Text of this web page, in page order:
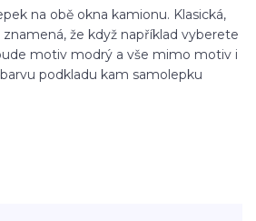
na obě okna kamionu. Klasická,
znamená, že když například vyberete
motiv modrý a vše mimo motiv i
podkladu kam samolepku